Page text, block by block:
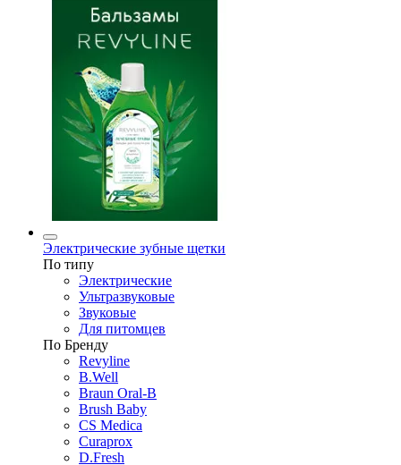
Электрические зубные щетки
По типу
Электрические
Ультразвуковые
Звуковые
Для питомцев
По Бренду
Revyline
B.Well
Braun Oral-B
Brush Baby
CS Medica
Curaprox
D.Fresh